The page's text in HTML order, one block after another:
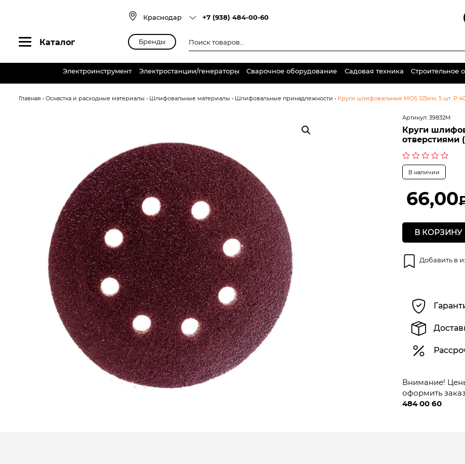
Краснодар +7 (938) 484-00-60
Каталог Бренды товаров
Электроинструмент Электростанции/генераторы Сварочное оборудование Садовая техника Строительное
Главная • Оснастка и расходные материалы • Шлифовальные материалы • Шлифовальные принадлежности • Круги шлифовальные MOS 125мм, 5 шт. Р
Артикул:39832М
Круги
отверстиями
Оценка
из
В наличии
66,00
В КОРЗИНУ
Добавить в
Внимание!
оформить
484 00 60